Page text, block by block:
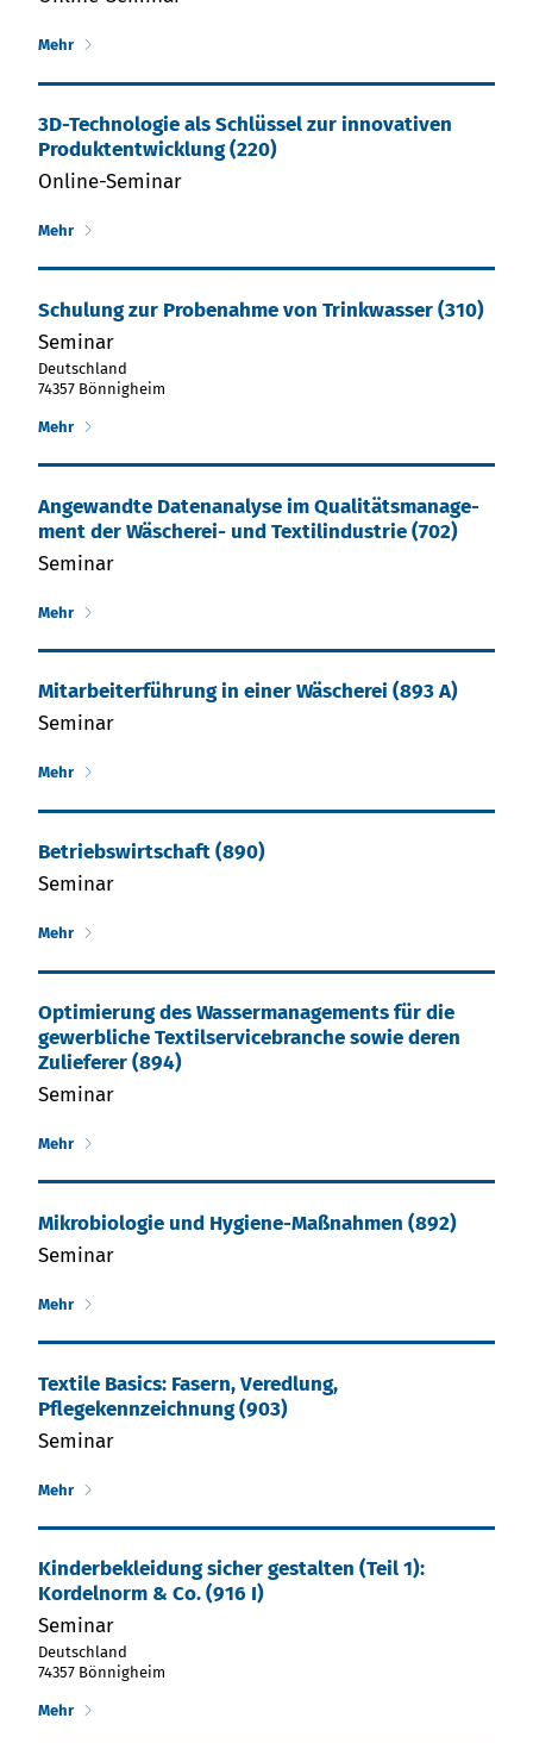
Mehr
3D-Technologie als Schlüssel zur innovativen
Produktentwicklung (220)
Online-Seminar
Mehr
Schu­lung zur Pro­be­nah­me von Trink­was­ser (310)
Seminar
Deutschland
74357 Bönnigheim
Mehr
An­ge­wand­te Da­ten­ana­ly­se im Qua­li­täts­ma­nage­
ment der Wä­sche­rei- und Tex­til­in­dus­trie (702)
Seminar
Mehr
Mitarbeiter­führung in einer Wäscherei (893 A)
Seminar
Mehr
Betriebs­wirtschaft (890)
Seminar
Mehr
Optimierung des Wassermanagements für die
gewerbliche Textilservicebranche sowie deren
Zulieferer (894)
Seminar
Mehr
Mikro­biologie und Hygiene-Maßnahmen (892)
Seminar
Mehr
Textile Basics: Fasern, Veredlung,
Pflegekennzeichnung (903)
Seminar
Mehr
Kinderbekleidung sicher gestalten (Teil 1):
Kordelnorm & Co. (916 I)
Seminar
Deutschland
74357 Bönnigheim
Mehr